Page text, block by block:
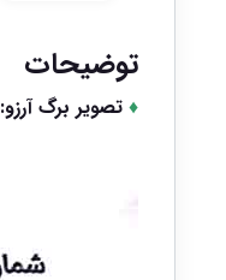
توضیحات
♦ تصویر برگ آرزو: